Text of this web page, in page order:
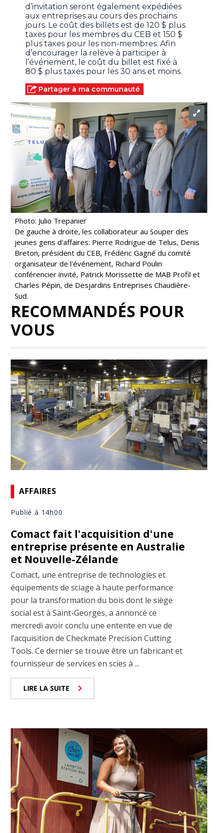
d’invitation seront également expédiées
aux entreprises au cours des prochains
jours. Le coût des billets est de 120 $ plus
taxes pour les membres du CEB et 150 $
plus taxes pour les non-membres. Afin
d’encourager la relève à participer à
l’événement, le coût du billet est fixé à
80 $ plus taxes pour les 30 ans et moins.
Partager à ma communauté
Photo: Julio Trepanier
De gauche à droite, les collaborateur au Souper des
jeunes gens d'affaires: Pierre Rodrigue de Telus, Denis
Breton, président du CEB, Frédéric Gagné du comité
organisateur de l'événement, Richard Poulin
conférencier invité, Patrick Morissette de MAB Profil et
Charles Pépin, de Desjardins Entreprises Chaudière-
Sud.
RECOMMANDÉS POUR
VOUS
AFFAIRES
Publié à 14h00
Comact fait l'acquisition d'une
entreprise présente en Australie
et Nouvelle-Zélande
Comact, une entreprise de technologies et
équipements de sciage à haute performance
pour la transformation du bois dont le siège
social est à Saint-Georges, a annoncé ce
mercredi avoir conclu une entente en vue de
l’acquisition de Checkmate Precision Cutting
Tools. Ce dernier se trouve être un fabricant et
fournisseur de services en scies à ...
LIRE LA SUITE